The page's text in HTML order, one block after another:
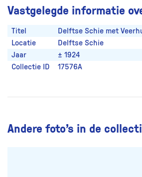
Vastgelegde informatie
Titel
Delftse Schie met
Locatie
Delftse Schie
Jaar
± 1924
Collectie ID
17576A
Andere foto’s in de